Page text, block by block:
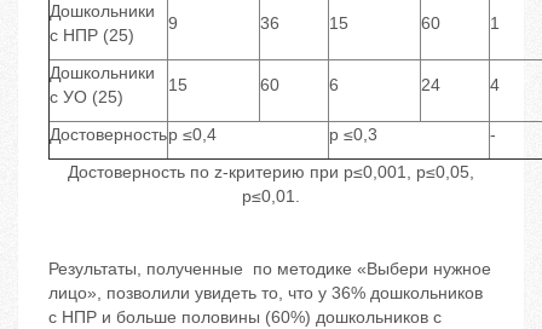
Дошкольники
с НПР (25)
9 36 15 60 1
Дошкольники
с УО (25)
15 60 6 24 4
Достоверностьp ≤0,4 p ≤0,3
-
Достоверность по z-критерию при p≤0,001, p≤0,05,
p≤0,01.
Результаты, полученные по методике «Выбери нужное
лицо», позволили увидеть то, что у 36% дошкольников
с НПР и больше половины (60%) дошкольников с